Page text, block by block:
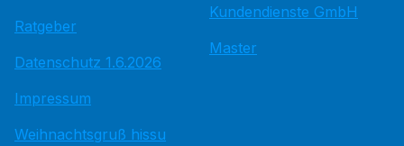
Ratgeber
Datenschutz 1.6.2026
Impressum
Weihnachtsgruß hissu
Kundendienste GmbH
Master